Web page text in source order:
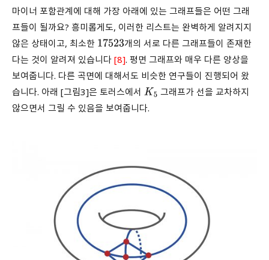
마이너 포함관계에 대해 가장 아래에 있는 그래프들은 어떤 그래
프들이 될까요? 흥미롭게도, 이러한 리스트는 완벽하게 알려지지
않은 상태이고, 최소한 17523개의 서로 다른 그래프들이 존재한
다는 것이 알려져 있습니다 [8]. 평면 그래프와 매우 다른 양상을
보여줍니다. 다른 곡면에 대해서도 비슷한 연구들이 진행되어 왔
습니다. 아래 [그림3]은 토러스에서 K5 그래프가 선을 교차하지
않으면서 그릴 수 있음을 보여줍니다.